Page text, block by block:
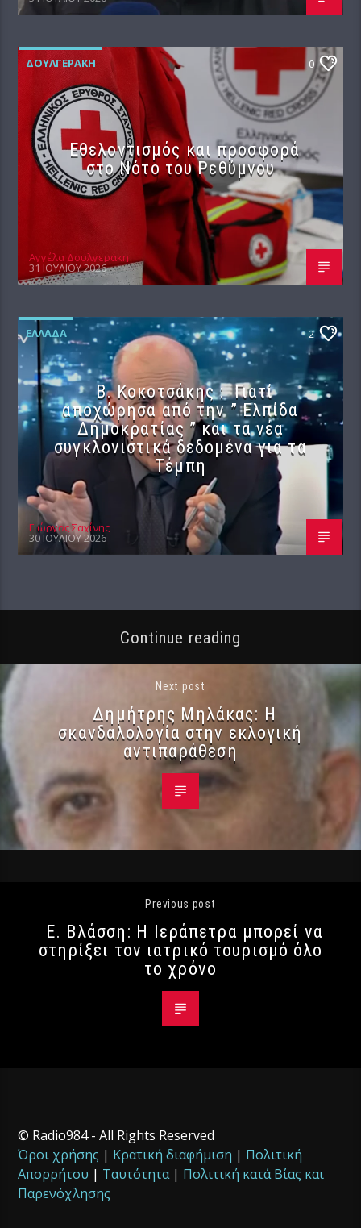
ΔΟΥΛΓΕΡΆΚΗ 0
Εθελοντισμός και προσφορά
στο Νότο του Ρεθύμνου
Αγγέλα Δουλγεράκη
31 ΙΟΥΛΊΟΥ 2026
ΕΛΛΆΔΑ 2
Β. Κοκοτσάκης : Γιατί
αποχώρησα από την ” Ελπίδα
Δημοκρατίας ” και τα νέα
συγκλονιστικά δεδομένα για τα
Τέμπη
Γιώργος Σαχίνης
30 ΙΟΥΛΊΟΥ 2026
Continue reading
Next post
Δημήτρης Μηλάκας: Η
σκανδαλολογία στην εκλογική
αντιπαράθεση
Previous post
Ε. Βλάσση: Η Ιεράπετρα μπορεί να
στηρίξει τον ιατρικό τουρισμό όλο
το χρόνο
© Radio984 - All Rights Reserved
Όροι χρήσης | Κρατική διαφήμιση | Πολιτική
Απορρήτου | Ταυτότητα| Πολιτική κατά Βίας και
Παρενόχλησης